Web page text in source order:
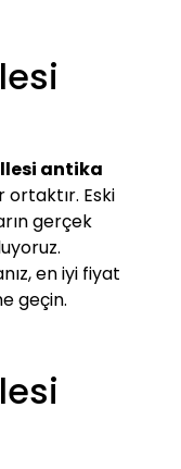
antika
ortaktır. Eski
gerçek
en iyi fiyat
geçin.